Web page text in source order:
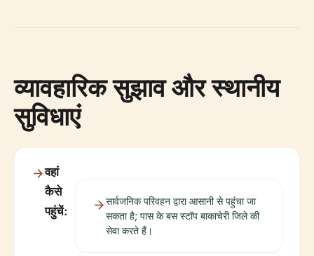
व्यावहारिक सुझाव और स्थानीय
सुविधाएं
वहां
कैसे
पहुंचें:
सार्वजनिक परिवहन द्वारा आसानी से पहुंचा जा
सकता है; पास के बस स्टॉप बाकाचेरी जिले की
सेवा करते हैं।